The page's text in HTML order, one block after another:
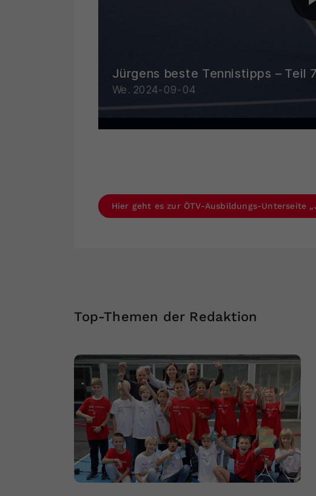
Hier geht es zur ÖTV-Ausbildungs-Unterseite
Top-Themen der Redaktion